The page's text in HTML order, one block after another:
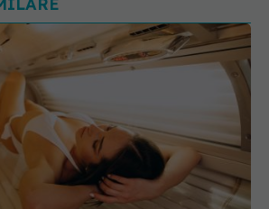
doar cancer de piele. Iată
„bronzul perfect”